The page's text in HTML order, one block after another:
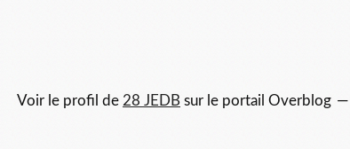
Voir le profil de 28 JEDB sur le portail Overblog